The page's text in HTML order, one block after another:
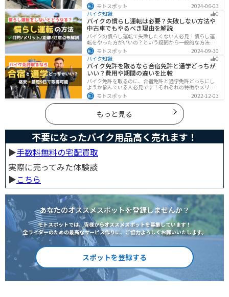
付け方法、実際につけてどううだったのか、オススメの
ホムセン箱まで全て解説します。バイクにホムセン箱を
付けたいと思っている人はぜひ参考にしてください。
モトスポット
2024-06-03
バイク知識
0
バイクの慣らし運転は必要？失敗しない方法や
中古車でもやるべき理由を解説
バイクの慣らし運転で失敗したくない人必見！慣らし運
転をやった方がいいの？という疑問から一般的な方法、
メーカ推奨の方法まで具体的に解説します。注意点や中
古車でもやった方がいいのか慣らし運転後にやるべきこ
ともまとめたので、これからバイクを買おうとしている
人は参考にしてください。
モトスポット
2024-09-30
バイク知識
0
バイク免許を取るなら合宿免許と通学どっちが
いい？費用や期間の違いを比較
バイク免許を取るのに、合宿免許と通学免許どっちにし
ようか悩んでいる人必見です！それぞれの特徴やメリッ
トデメリットをまとめました。早く安く免許取得したい
なら合宿免許、他人と関わらず取りたいなら通学免許が
オススメです。自分に合った免許取得方法を選んでくだ
さいね。
モトスポット 2022-12-03
もっと見る
不要になったバイク用品高く売れます！
▶︎手数料無料の宅配買取
実際に売ってみた体験談
▶︎こちら
あなたのオススメスポットを登録しませんか？
モトスポットでは、皆様からオススメスポットを募集しています！
全ライダーのための最高なサービス作りに、ご協力よろしくお願いいたします。
スポットを登録する